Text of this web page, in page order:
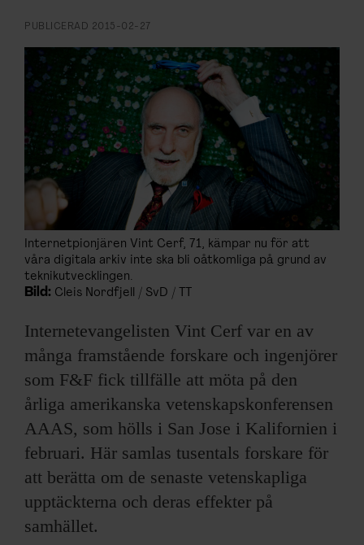
LYSSNA/PODD
EVENEMANG & RESOR
SHOP
KONTAKTA F&F
SKRIV I F&F
PRENUMERERA PÅ F&F
OM F&F
PUBLICERAD 2015-02-27
Internetpionjären Vint Cerf, 71, kämpar nu för att
våra digitala arkiv inte ska bli oåtkomliga på grund av
teknikutvecklingen.
Bild: Cleis Nordfjell / SvD / TT
Internetevangelisten Vint Cerf var en av
många framstående forskare och ingenjörer
som F&F fick tillfälle att möta på den
årliga amerikanska vetenskapskonferensen
AAAS, som hölls i San Jose i Kalifornien i
februari. Här samlas tusentals forskare för
att berätta om de senaste vetenskapliga
upptäckterna och deras effekter på
samhället.